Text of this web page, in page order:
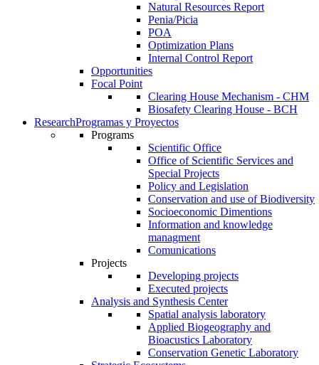
Natural Resources Report
Penia/Picia
POA
Optimization Plans
Internal Control Report
Opportunities
Focal Point
Clearing House Mechanism - CHM
Biosafety Clearing House - BCH
ResearchProgramas y Proyectos
Programs
Scientific Office
Office of Scientific Services and
Special Projects
Policy and Legislation
Conservation and use of Biodiversity
Socioeconomic Dimentions
Information and knowledge
managment
Comunications
Projects
Developing projects
Executed projects
Analysis and Synthesis Center
Spatial analysis laboratory
Applied Biogeography and
Bioacustics Laboratory
Conservation Genetic Laboratory